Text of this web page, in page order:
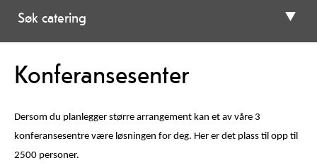
Søk catering
Konferansesenter
Dersom du planlegger større arrangement kan et av våre 3
konferansesentre være løsningen for deg. Her er det plass til opp til
2500 personer.